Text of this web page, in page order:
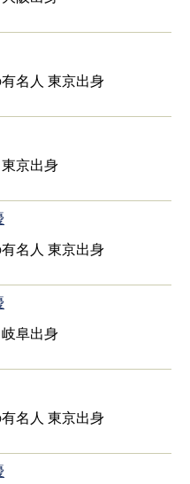
名人 東京出身
京出身
名人 東京出身
阜出身
名人 東京出身